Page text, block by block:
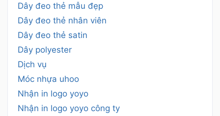
Dây đeo thẻ mẫu đẹp
Dây đeo thẻ nhân viên
Dây đeo thẻ satin
Dây polyester
Dịch vụ
Móc nhựa uhoo
Nhận in logo yoyo
Nhận in logo yoyo công ty